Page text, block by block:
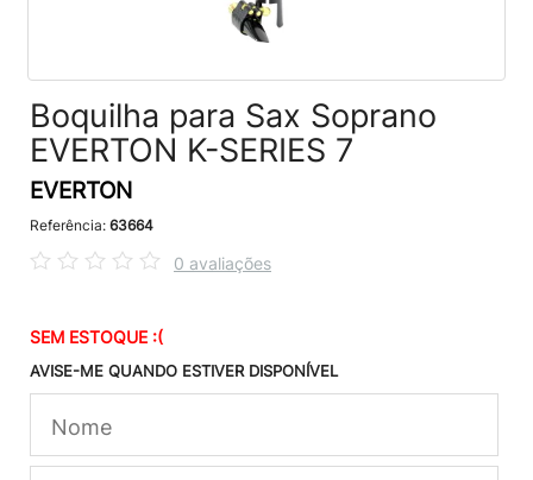
Boquilha para Sax Soprano
EVERTON K-SERIES 7
EVERTON
Referência: 63664
0 avaliações
SEM ESTOQUE :(
AVISE-ME QUANDO ESTIVER DISPONÍVEL